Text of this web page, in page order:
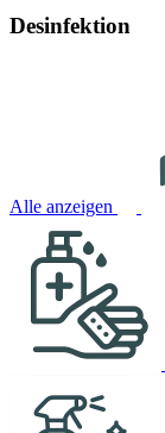
Desinfektion
Alle anzeigen